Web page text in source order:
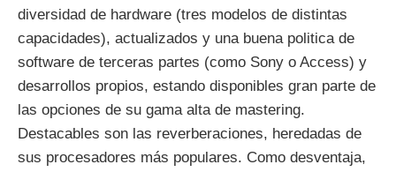
diversidad de hardware (tres modelos de distintas
capacidades), actualizados y una buena politica de
software de terceras partes (como Sony o Access) y
desarrollos propios, estando disponibles gran parte de
las opciones de su gama alta de mastering.
Destacables son las reverberaciones, heredadas de
sus procesadores más populares. Como desventaja,